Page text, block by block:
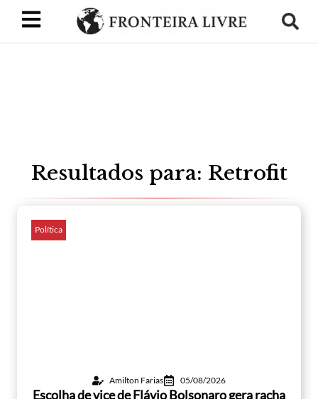
Resultados para: Retrofit
Política
Amilton Farias 05/08/2026
Escolha de vice de Flávio Bolsonaro gera racha